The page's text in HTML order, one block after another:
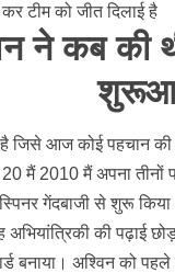
टीम को जीत दिलाई है
ने कब की
जिसे आज कोई पहचान
मैं 2010 मैं अपना तीनों
गेंदबाजी से शुरू
की पढ़ाई
बनाया। अश्विन को